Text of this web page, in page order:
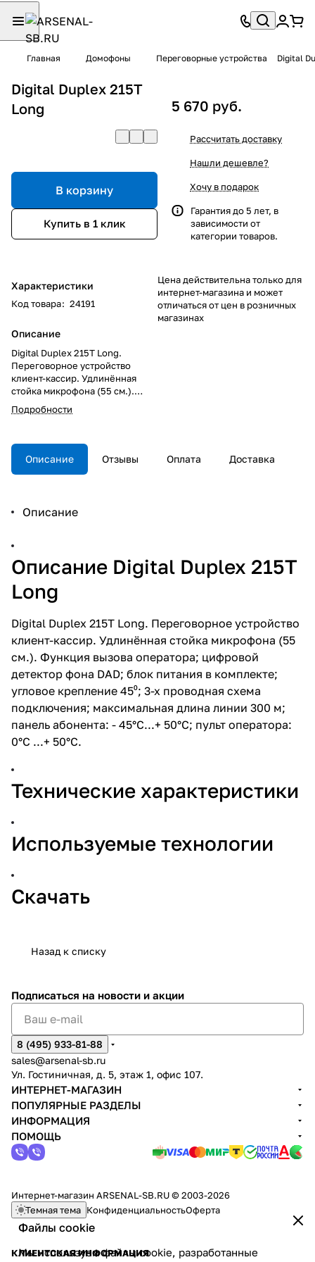
Главная Домофоны Переговорные устройства Digital
Digital Duplex 215Т
Long
В корзину
Купить в 1 клик
Характеристики
Код товара: 24191
Описание
Digital Duplex 215Т Long.
Переговорное устройство
клиент-кассир. Удлинённая
стойка микрофона (55 см.).
Функция вызова оператора;
цифровой детектор фона DAD;
угловое крепление 45⁰; 3-х
проводная схема подключения;
максимальная длина линии 300
Подробности
5 670 руб.
Рассчитать доставку
Нашли дешевле?
Хочу в подарок
Гарантия до 5 лет, в
зависимости от
категории товаров.
Цена действительна только для
интернет-магазина и может
отличаться от цен в розничных
магазинах
Описание Отзывы Оплата Доставка
Описание
Описание Digital Duplex 215Т
Long
Digital Duplex 215Т Long. Переговорное устройство
клиент-кассир. Удлинённая стойка микрофона (55
см.). Функция вызова оператора; цифровой
детектор фона DAD; блок питания в комплекте;
угловое крепление 45⁰; 3-х проводная схема
подключения; максимальная длина линии 300 м;
панель абонента: - 45°С...+ 50°С; пульт оператора:
0°С ...+ 50°С.
Технические характеристики
Используемые технологии
Скачать
Назад к списку
Файлы cookie
Мы используем файлы cookie, разработанные
Подписаться на новости и акции
8 (495) 933-81-88
sales@arsenal-sb.ru
Ул. Гостиничная, д. 5, этаж 1, офис 107.
ИНТЕРНЕТ-МАГАЗИН
ПОПУЛЯРНЫЕ РАЗДЕЛЫ
ИНФОРМАЦИЯ
ПОМОЩЬ
Интернет-магазин ARSENAL-SB.RU © 2003-2026
Темная тема КонфиденциальностьОферта
КЛИЕНТСКАЯ ИНФОРМАЦИЯ